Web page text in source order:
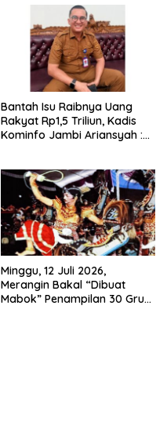
Bantah Isu Raibnya Uang
Rakyat Rp1,5 Triliun, Kadis
Kominfo Jambi Ariansyah :
Sejak 2002
Minggu, 12 Juli 2026,
Merangin Bakal “Dibuat
Mabok” Penampilan 30 Grup